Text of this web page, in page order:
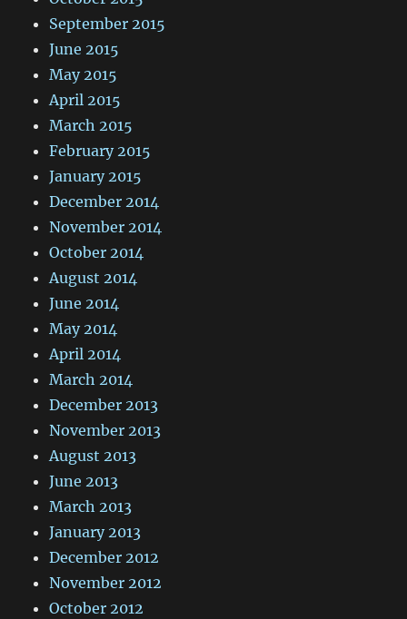
September 2015
June 2015
May 2015
April 2015
March 2015
February 2015
January 2015
December 2014
November 2014
October 2014
August 2014
June 2014
May 2014
April 2014
March 2014
December 2013
November 2013
August 2013
June 2013
March 2013
January 2013
December 2012
November 2012
October 2012